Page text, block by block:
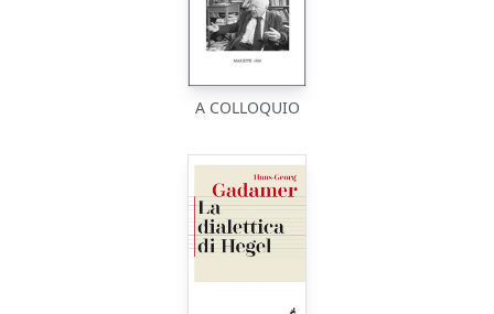
A COLLOQUIO